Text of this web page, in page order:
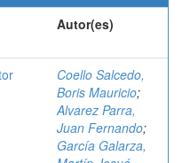
Autor(es)
Coello Salcedo,
Boris Mauricio;
Alvarez Parra,
Juan Fernando;
García Galarza,